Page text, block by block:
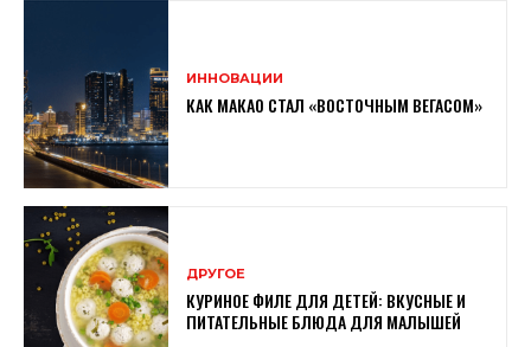
ИННОВАЦИИ
КАК МАКАО СТАЛ «ВОСТОЧНЫМ ВЕГАСОМ»
ДРУГОЕ
КУРИНОЕ ФИЛЕ ДЛЯ ДЕТЕЙ: ВКУСНЫЕ И
ПИТАТЕЛЬНЫЕ БЛЮДА ДЛЯ МАЛЫШЕЙ